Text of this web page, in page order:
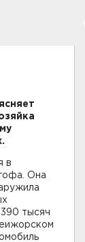
в
Она
тысяч